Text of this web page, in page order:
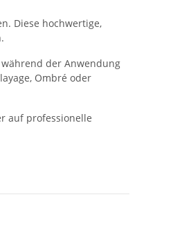
Diese hochwertige,
der Anwendung
Ombré oder
auf professionelle